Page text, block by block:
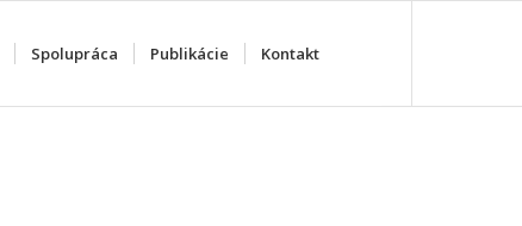
Spolupráca Publikácie Kontakt